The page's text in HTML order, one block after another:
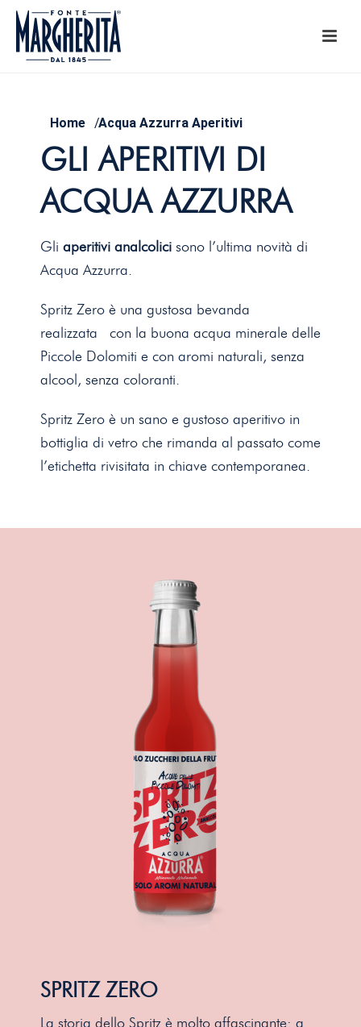
Home /Acqua Azzurra Aperitivi
GLI APERITIVI DI
ACQUA AZZURRA
Gli aperitivi analcolici sono l’ultima novità di
Acqua Azzurra.
Spritz Zero è una gustosa bevanda
realizzata con la buona acqua minerale delle
Piccole Dolomiti e con aromi naturali, senza
alcool, senza coloranti.
Spritz Zero è un sano e gustoso aperitivo in
bottiglia di vetro che rimanda al passato come
l’etichetta rivisitata in chiave contemporanea.
SPRITZ ZERO
La storia dello Spritz è molto affascinante: a